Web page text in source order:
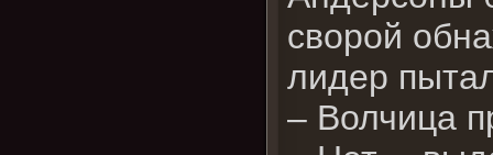
сворой
лидер
– Волчица